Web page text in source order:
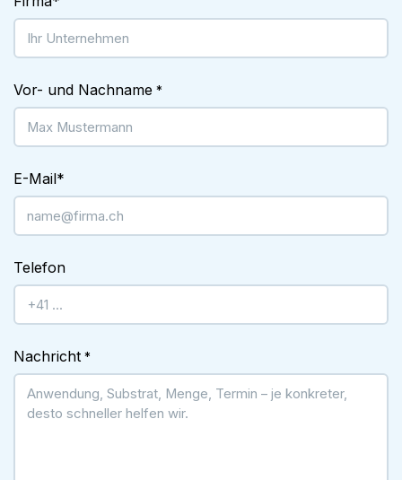
Vor- und Nachname *
E-Mail*
Telefon
Nachricht *